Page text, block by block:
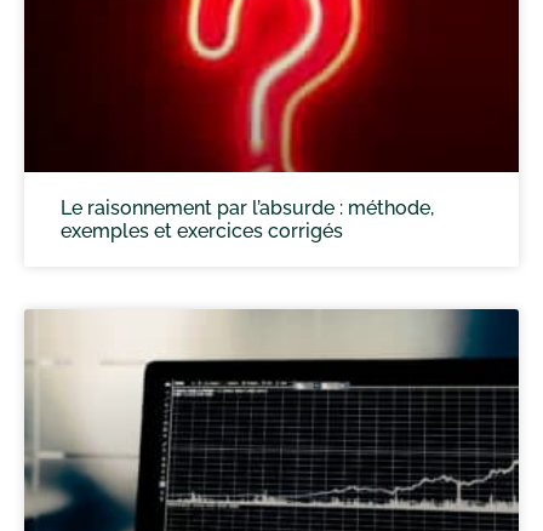
Le raisonnement par l’absurde : méthode,
exemples et exercices corrigés